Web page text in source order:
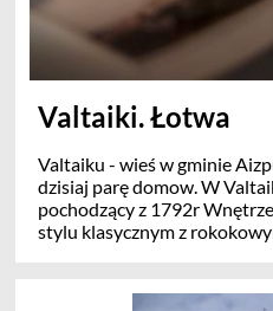
Valtaiki. Łotwa
Valtaiku - wieś w gminie Aizpute na Łotwie w której jest
dzisiaj parę domow. W Valtaiku jest kościół luterański
pochodzący z 1792r Wnętrze kościoła
stylu klasycznym z
pięknych i cennych witraży